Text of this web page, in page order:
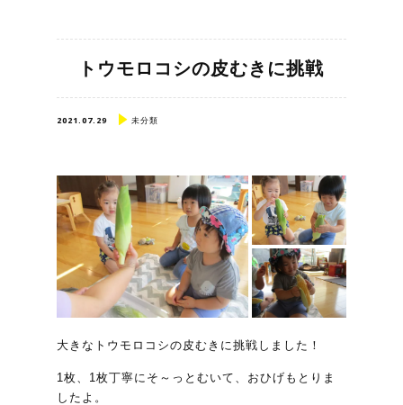
トウモロコシの皮むきに挑戦
2021.07.29 未分類
大きなトウモロコシの皮むきに挑戦しました！
1枚、1枚丁寧にそ～っとむいて、おひげもとりま
したよ。